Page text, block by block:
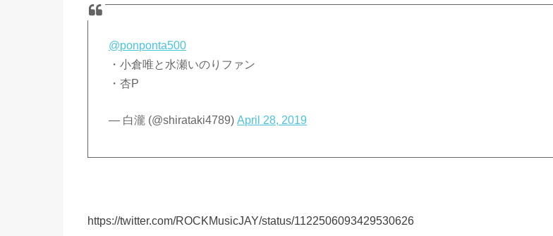
@ponponta500
・小倉唯と水瀬いのりファン
・杏P
— 白瀧 (@shirataki4789)April 28, 2019
https://twitter.com/ROCKMusicJAY/status/1122506093429530626